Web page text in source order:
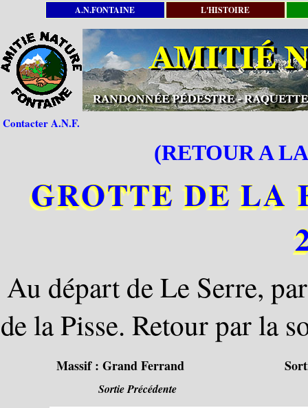
A.N.FONTAINE L'HISTOIRE
Contacter A.N.F.
(RETOUR A
GROTTE DE LA
Au départ de Le Serre,
de la Pisse. Retour par la
Massif : Grand Ferrand
Sortie Précédente